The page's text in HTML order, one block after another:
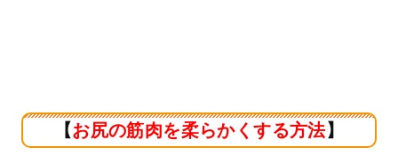
【お尻の筋肉を柔らかくする方法】